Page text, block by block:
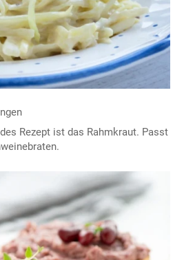
Rezept ist das Rahmkraut. Passt